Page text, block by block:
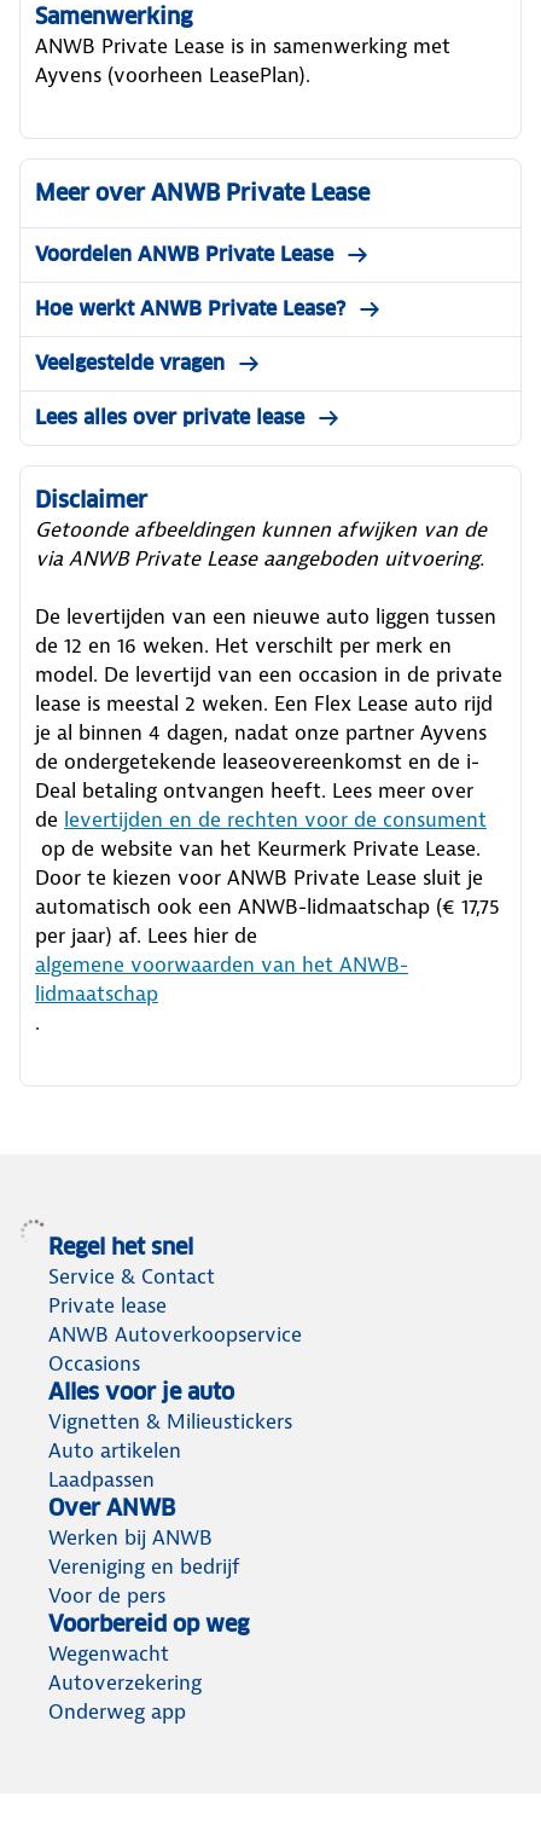
Samenwerking
ANWB Private Lease is in samenwerking met
Ayvens (voorheen LeasePlan).
Meer over ANWB Private Lease
Voordelen ANWB Private Lease
Hoe werkt ANWB Private Lease?
Veelgestelde vragen
Lees alles over private lease
Disclaimer
Getoonde afbeeldingen kunnen afwijken van de
via ANWB Private Lease aangeboden uitvoering.
De levertijden van een nieuwe auto liggen tussen
de 12 en 16 weken. Het verschilt per merk en
model. De levertijd van een occasion in de private
lease is meestal 2 weken. Een Flex Lease auto rijd
je al binnen 4 dagen, nadat onze partner Ayvens
de ondergetekende leaseovereenkomst en de i-
Deal betaling ontvangen heeft. Lees meer over
de levertijden en de rechten voor de consument
op de website van het Keurmerk Private Lease.
Door te kiezen voor ANWB Private Lease sluit je
automatisch ook een ANWB-lidmaatschap (€ 17,75
per jaar) af. Lees hier de
algemene voorwaarden van het ANWB-
lidmaatschap
.
Regel het snel
Service & Contact
Private lease
ANWB Autoverkoopservice
Occasions
Alles voor je auto
Vignetten & Milieustickers
Auto artikelen
Laadpassen
Over ANWB
Werken bij ANWB
Vereniging en bedrijf
Voor de pers
Voorbereid op weg
Wegenwacht
Autoverzekering
Onderweg app